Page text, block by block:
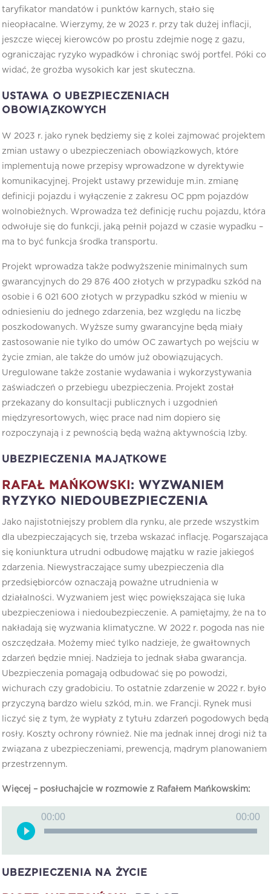
taryfikator mandatów i punktów karnych, stało się
nieopłacalne. Wierzymy, że w 2023 r. przy tak dużej inflacji,
jeszcze więcej kierowców po prostu zdejmie nogę z gazu,
ograniczając ryzyko wypadków i chroniąc swój portfel. Póki co
widać, że groźba wysokich kar jest skuteczna.
USTAWA O UBEZPIECZENIACH
OBOWIĄZKOWYCH
W 2023 r. jako rynek będziemy się z kolei zajmować projektem
zmian ustawy o ubezpieczeniach obowiązkowych, które
implementują nowe przepisy wprowadzone w dyrektywie
komunikacyjnej. Projekt ustawy przewiduje m.in. zmianę
definicji pojazdu i wyłączenie z zakresu OC ppm pojazdów
wolnobieżnych. Wprowadza też definicję ruchu pojazdu, która
odwołuje się do funkcji, jaką pełnił pojazd w czasie wypadku –
ma to być funkcja środka transportu.
Projekt wprowadza także podwyższenie minimalnych sum
gwarancyjnych do 29 876 400 złotych w przypadku szkód na
osobie i 6 021 600 złotych w przypadku szkód w mieniu w
odniesieniu do jednego zdarzenia, bez względu na liczbę
poszkodowanych. Wyższe sumy gwarancyjne będą miały
zastosowanie nie tylko do umów OC zawartych po wejściu w
życie zmian, ale także do umów już obowiązujących.
Uregulowane także zostanie wydawania i wykorzystywania
zaświadczeń o przebiegu ubezpieczenia. Projekt został
przekazany do konsultacji publicznych i uzgodnień
międzyresortowych, więc prace nad nim dopiero się
rozpoczynają i z pewnością będą ważną aktywnością Izby.
UBEZPIECZENIA MAJĄTKOWE
RAFAŁ MAŃKOWSKI : WYZWANIEM
RYZYKO NIEDOUBEZPIECZENIA
Jako najistotniejszy problem dla rynku, ale przede wszystkim
dla ubezpieczających się, trzeba wskazać inflację. Pogarszająca
się koniunktura utrudni odbudowę majątku w razie jakiegoś
zdarzenia. Niewystraczające sumy ubezpieczenia dla
przedsiębiorców oznaczają poważne utrudnienia w
działalności. Wyzwaniem jest więc powiększająca się luka
ubezpieczeniowa i niedoubezpieczenie. A pamiętajmy, że na to
nakładają się wyzwania klimatyczne. W 2022 r. pogoda nas nie
oszczędzała. Możemy mieć tylko nadzieje, że gwałtownych
zdarzeń będzie mniej. Nadzieja to jednak słaba gwarancja.
Ubezpieczenia pomagają odbudować się po powodzi,
wichurach czy gradobiciu. To ostatnie zdarzenie w 2022 r. było
przyczyną bardzo wielu szkód, m.in. we Francji. Rynek musi
liczyć się z tym, że wypłaty z tytułu zdarzeń pogodowych będą
rosły. Koszty ochrony również. Nie ma jednak innej drogi niż ta
związana z ubezpieczeniami, prewencją, mądrym planowaniem
przestrzennym.
Więcej – posłuchajcie w rozmowie z Rafałem Mańkowskim:
Odtwarzacz
plików
dźwiękowych
00:00 00:00
UBEZPIECZENIA NA ŻYCIE